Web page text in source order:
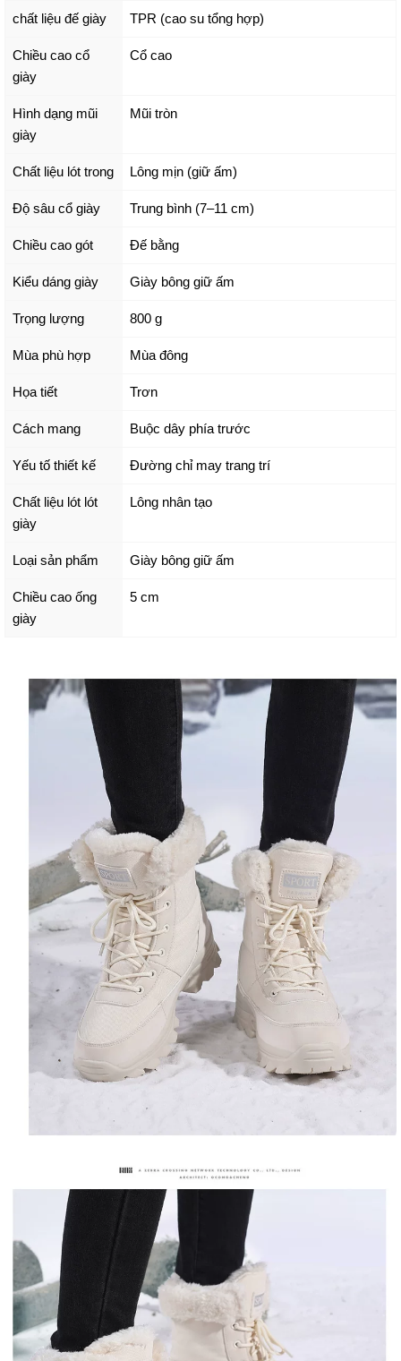
chất liệu đế giày TPR (cao su tổng hợp)
Chiều cao cổ
giày
Cổ cao
Hình dạng mũi
giày
Mũi tròn
Chất liệu lót trong Lông mịn (giữ ấm)
Độ sâu cổ giày Trung bình (7–11 cm)
Chiều cao gót Đế bằng
Kiểu dáng giày Giày bông giữ ấm
Trọng lượng 800 g
Mùa phù hợp Mùa đông
Họa tiết Trơn
Cách mang Buộc dây phía trước
Yếu tố thiết kế Đường chỉ may trang trí
Chất liệu lót lót
giày
Lông nhân tạo
Loại sản phẩm Giày bông giữ ấm
Chiều cao ống
giày
5 cm